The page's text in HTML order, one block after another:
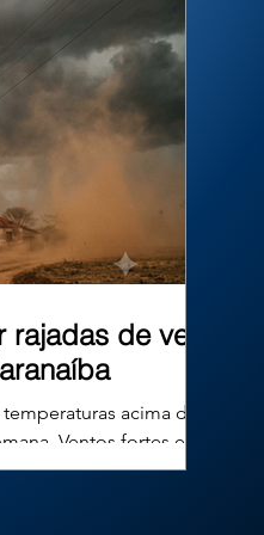
a Corte reafirmou
o dever constituc
de vento
acima de 36
Ventos fortes e
da frente fria;